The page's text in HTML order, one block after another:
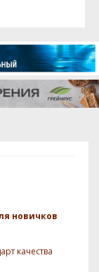
новичков
качества